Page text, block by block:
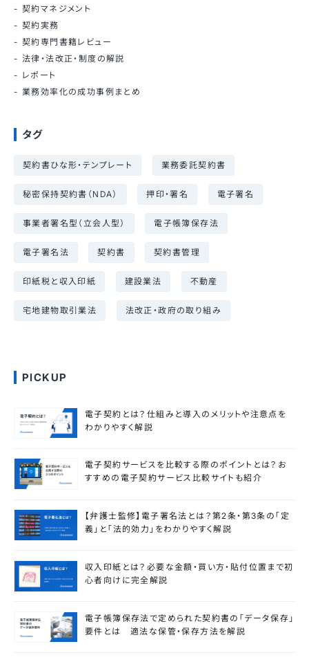
契約マネジメント
契約実務
契約専門書籍レビュー
法律・法改正・制度の解説
レポート
業務効率化の成功事例まとめ
タグ
契約書ひな形・テンプレート 業務委託契約書
秘密保持契約書（NDA） 押印・署名 電子署名
事業者署名型（立会人型） 電子帳簿保存法
電子署名法 契約書 契約書管理
印紙税と収入印紙 建設業法 不動産
宅地建物取引業法 法改正・政府の取り組み
PICKUP
電子契約とは？仕組みと導入のメリットや注意点を
わかりやすく解説
電子契約サービスを比較する際のポイントとは？お
すすめの電子契約サービス比較サイトも紹介
【弁護士監修】電子署名法とは？第2条・第3条の「定
義」と「法的効力」をわかりやすく解説
収入印紙とは？必要な金額・買い方・貼付位置まで初
心者向けに完全解説
電子帳簿保存法で定められた契約書の「データ保存」
要件とは 適法な保管・保存方法を解説